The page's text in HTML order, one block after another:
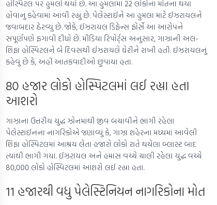
હોસ્પિટલ પર હુમલો થયો છે. આ હુમલામાં 22 લોકોના મોતના થયા
હોવાનું કહેવામાં આવી રહ્યું છે. પેલેસ્ટાઈને આ હુમલા માટે ઈઝરાયલને
જવાબદાર ઠેરવ્યું છે. જોકે, ઈઝરાયલ ડિફેન્સ ફોર્સે આ આરોપને
સંપૂર્ણપણે ફગાવી દીધો છે. મીડિયા રિપોર્ટ્સ અનુસાર, ગાઝાની અલ-
શિફા હોસ્પિટલને બે દિવસથી ઈઝરાયલે ઘેરીને રાખી હતી. ઈઝરાયલનું
કહેવું છે કે, અહીં આતંકવાદીઓ છુપાયા હતા.
80 હજાર લોકો હોસ્પિટલમાં લઈ રહ્યા હતા
આશરો
ગાઝાના ઉત્તરીય યુદ્ધ ઝોનમાંથી જીવ બચાવીને ભાગી રહેલા
પેલેસ્ટાઈનના નાગરિકોએ જણાવ્યું કે, ગાઝા શહેરના મધ્યમાં આવેલી
શિફા હોસ્પિટલમાં આશ્રય લેતા હજારો લોકો રાતે થયેલા બ્લાસ્ટ બાદ
ત્યાંથી ભાગી ગયા. ઈઝરાયલ અને હમાસ વચ્ચે ચાલી રહેલા યુદ્ધ વચ્ચે
80,000 લોકો હોસ્પિટલમાં આશરો લઈ રહ્યા હતા.
11 હજારથી વધુ પેલેસ્ટિનિયન નાગરિકોના મોત